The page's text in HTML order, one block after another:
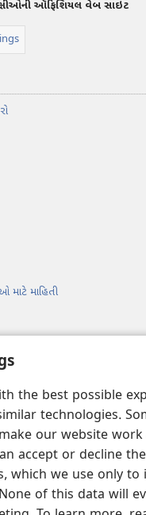
the best possible
technologies.
our website
accept or decline
which we use only to
of this data will
ઑફિશિયલ વેબ સાઇટ
માટે માહિતી